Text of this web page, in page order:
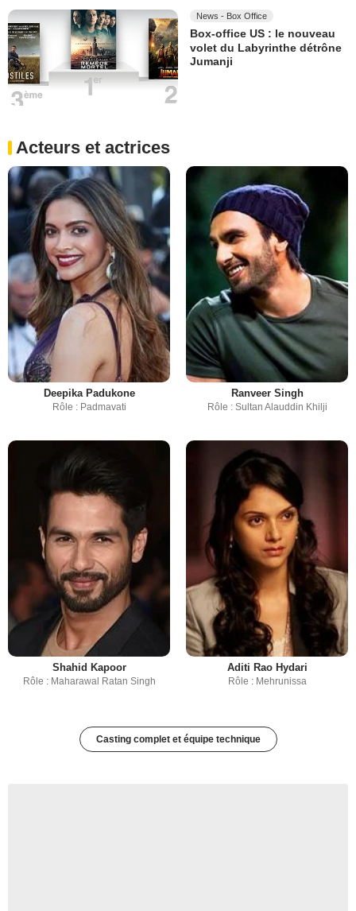
News - Box Office
Box-office US : le nouveau
volet du Labyrinthe détrône
Jumanji
Acteurs et actrices
Deepika Padukone
Rôle : Padmavati
Ranveer Singh
Rôle : Sultan Alauddin Khilji
Shahid Kapoor
Rôle : Maharawal Ratan Singh
Aditi Rao Hydari
Rôle : Mehrunissa
Casting complet et équipe technique